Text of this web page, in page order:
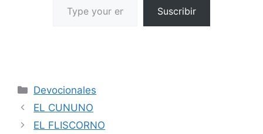
Suscribir
Devocionales
EL CUNUNO
EL FLISCORNO